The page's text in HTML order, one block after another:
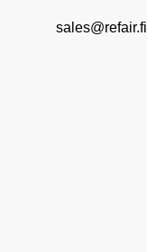
sales@refair.fi